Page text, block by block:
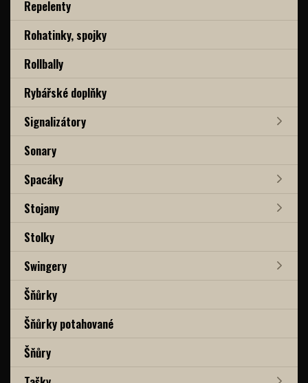
Repelenty
Rohatinky, spojky
Rollbally
Rybářské doplňky
Signalizátory
Sonary
Spacáky
Stojany
Stolky
Swingery
Šňůrky
Šňůrky potahované
Šňůry